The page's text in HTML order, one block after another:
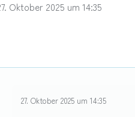
Oktober 2025 um 14:35
27. Oktober 2025 um 14:35